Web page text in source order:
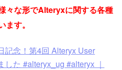
々な形でAlteryxに関する各種
す。
記念！第4回 Alteryx User
た #alteryx_ug #alteryx ｜